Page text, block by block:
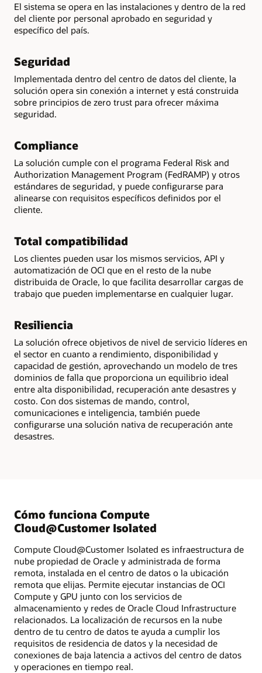
El sistema se opera en las instalaciones y dentro de la red
del cliente por personal aprobado en seguridad y
específico del país.
Seguridad
Implementada dentro del centro de datos del cliente, la
solución opera sin conexión a internet y está construida
sobre principios de zero trust para ofrecer máxima
seguridad.
Compliance
La solución cumple con el programa Federal Risk and
Authorization Management Program (FedRAMP) y otros
estándares de seguridad, y puede configurarse para
alinearse con requisitos específicos definidos por el
cliente.
Total compatibilidad
Los clientes pueden usar los mismos servicios, API y
automatización de OCI que en el resto de la nube
distribuida de Oracle, lo que facilita desarrollar cargas de
trabajo que pueden implementarse en cualquier lugar.
Resiliencia
La solución ofrece objetivos de nivel de servicio líderes en
el sector en cuanto a rendimiento, disponibilidad y
capacidad de gestión, aprovechando un modelo de tres
dominios de falla que proporciona un equilibrio ideal
entre alta disponibilidad, recuperación ante desastres y
costo. Con dos sistemas de mando, control,
comunicaciones e inteligencia, también puede
configurarse una solución nativa de recuperación ante
desastres.
Cómo funciona Compute
Cloud@Customer Isolated
Compute Cloud@Customer Isolated es infraestructura de
nube propiedad de Oracle y administrada de forma
remota, instalada en el centro de datos o la ubicación
remota que elijas. Permite ejecutar instancias de OCI
Compute y GPU junto con los servicios de
almacenamiento y redes de Oracle Cloud Infrastructure
relacionados. La localización de recursos en la nube
dentro de tu centro de datos te ayuda a cumplir los
requisitos de residencia de datos y la necesidad de
conexiones de baja latencia a activos del centro de datos
y operaciones en tiempo real.